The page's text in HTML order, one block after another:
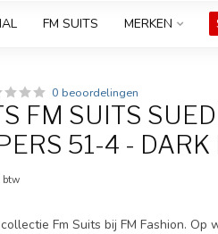
FM SUITS MERKEN
0 beoordelingen
FM SUITS
51-4 - DARK
btw
Fm Suits bij FM Fashion. Op